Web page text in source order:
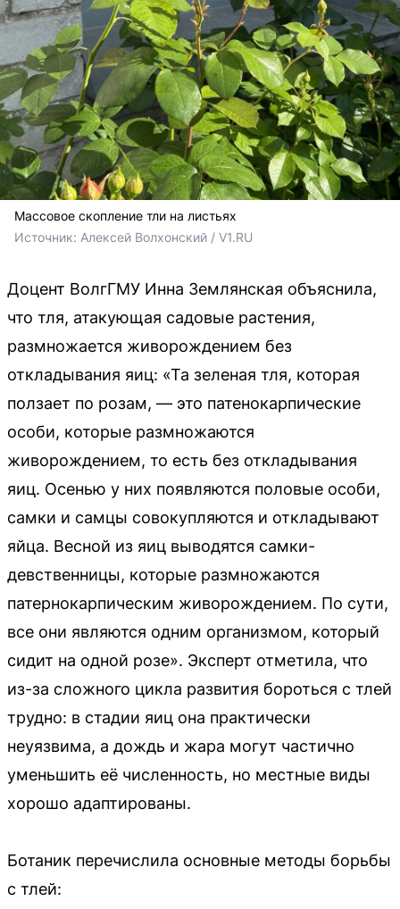
Массовое скопление тли на листьях
Источник: Алексей Волхонский / V1.RU
Доцент ВолгГМУ Инна Землянская объяснила,
что тля, атакующая садовые растения,
размножается живорождением без
откладывания яиц: «Та зеленая тля, которая
ползает по розам, — это патенокарпические
особи, которые размножаются
живорождением, то есть без откладывания
яиц. Осенью у них появляются половые особи,
самки и самцы совокупляются и откладывают
яйца. Весной из яиц выводятся самки-
девственницы, которые размножаются
патернокарпическим живорождением. По сути,
все они являются одним организмом, который
сидит на одной розе». Эксперт отметила, что
из-за сложного цикла развития бороться с тлей
трудно: в стадии яиц она практически
неуязвима, а дождь и жара могут частично
уменьшить её численность, но местные виды
хорошо адаптированы.
Ботаник перечислила основные методы борьбы
с тлей: